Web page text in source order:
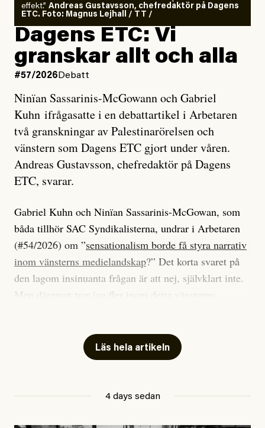
effekt.” Andreas Gustavsson, chefredaktör på Dagens
ETC. Foto: Magnus Lejhall / TT /
Dagens ETC: Vi
granskar allt och alla
#57/2026 Debatt
Ninïan Sassarinis-McGowann och Gabriel
Kuhn ifrågasatte i en debattartikel i Arbetaren
två granskningar av Palestinarörelsen och
vänstern som Dagens ETC gjort under våren.
Andreas Gustavsson, chefredaktör på Dagens
ETC, svarar.
Gabriel Kuhn och Ninïan Sassarinis-McGowan, som
båda tillhör SAC Syndikalisterna, undrar i Arbetaren
(#54/2026) om ”sensationalism borde få styra narrativ
inom vänsterns medielandskap?” Det korta svaret på
den lagom insinuanta frågan är att nej, självklart inte.
Men däremot tror jag fler inom detta vänsterns
journalistik som vänder sig till många snarare än att
jaga inbördes beundran. Det har i alla fall fungerat för
McGowan riktar sin kritik mot.
Läs hela artikeln
4 days sedan